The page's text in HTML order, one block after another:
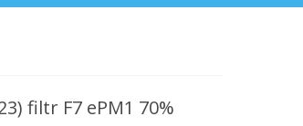
filtr F7 ePM1 70%